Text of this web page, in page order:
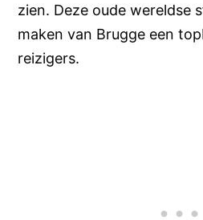
zien. Deze oude wereldse
maken van Brugge een
reizigers.